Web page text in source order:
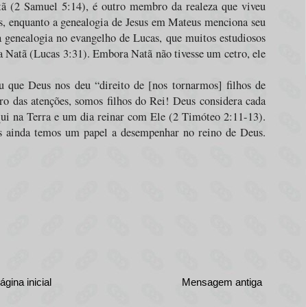
(2 Samuel 5:14), é outro membro da realeza que viveu
a genealogia de Jesus em Mateus menciona seu
no evangelho de Lucas, que muitos estudiosos
(Lucas 3:31). Embora Natã não tivesse um cetro, ele
que Deus nos deu “direito de [nos tornarmos] filhos de
das atenções, somos filhos do Rei! Deus considera cada
na Terra e um dia reinar com Ele (2 Timóteo 2:11-13).
temos um papel a desempenhar no reino de Deus.
Mensagem antiga
inicial